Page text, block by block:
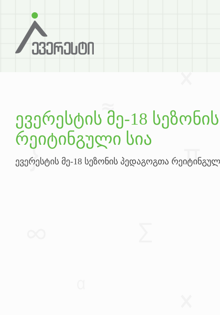
ევერესტის მე-18
რეიტინგული სია
ევერესტის მე-18 სეზონის პედაგოგთა